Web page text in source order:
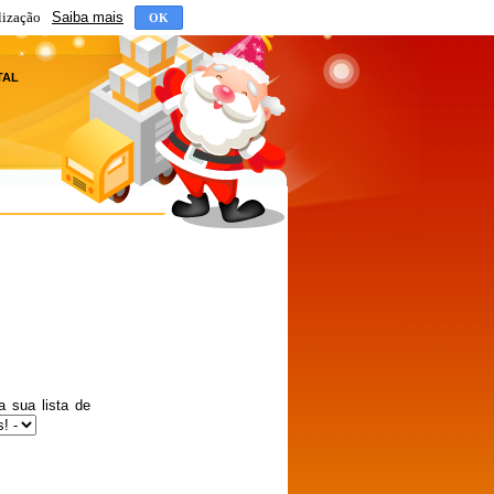
Saiba mais OK
sua lista de